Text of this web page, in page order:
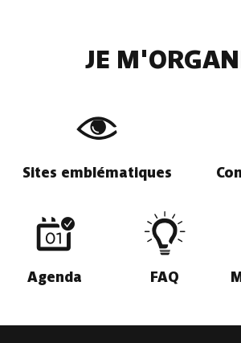
JE
Sites emblématiques
Agenda FAQ